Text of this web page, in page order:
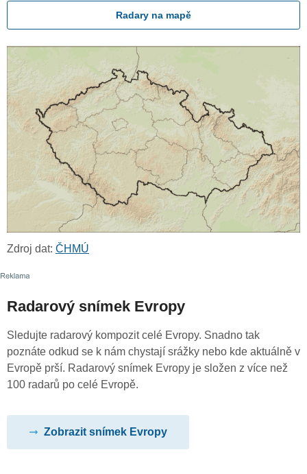
Radary na mapě
Zdroj dat: ČHMÚ
Radarový snímek Evropy
Sledujte radarový kompozit celé Evropy. Snadno tak
poznáte odkud se k nám chystají srážky nebo kde aktuálně v
Evropě prší. Radarový snímek Evropy je složen z více než
100 radarů po celé Evropě.
Zobrazit snímek Evropy